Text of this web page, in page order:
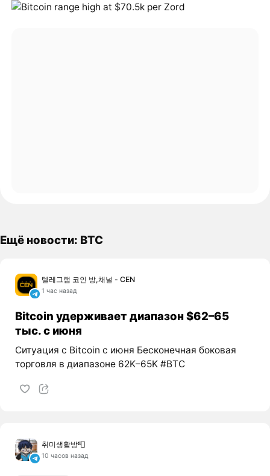
Ещё новости: BTC
텔레그램 코인 방,채널 - CEN
1 час назад
Bitcoin удерживает диапазон $62–65
тыс. с июня
Ситуация с Bitcoin с июня Бесконечная боковая
торговля в диапазоне 62K–65K #BTC
취미생활방📮
10 часов назад